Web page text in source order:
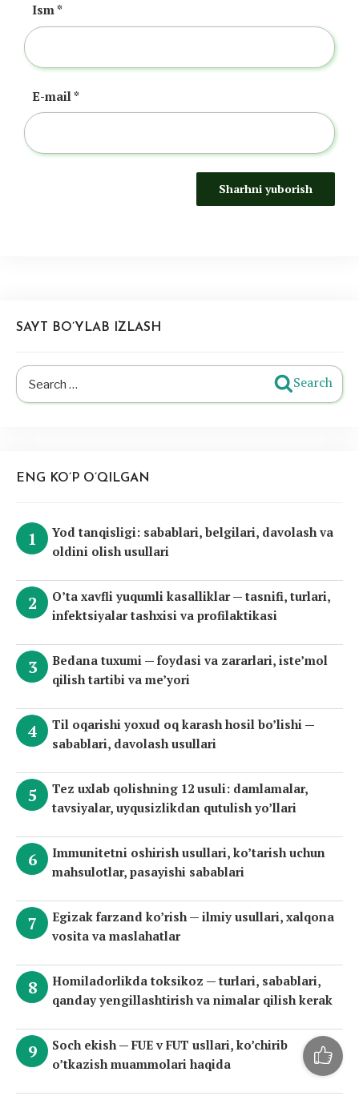
Ism*
E-mail *
SAYT BO’YLAB IZLASH
Search
for:
Search
ENG KO’P O’QILGAN
Yod tanqisligi: sabablari, belgilari, davolash va
oldini olish usullari
O’ta xavfli yuqumli kasalliklar — tasnifi, turlari,
infektsiyalar tashxisi va profilaktikasi
Bedana tuxumi — foydasi va zararlari, iste’mol
qilish tartibi va me’yori
Til oqarishi yoxud oq karash hosil bo’lishi —
sabablari, davolash usullari
Tez uxlab qolishning 12 usuli: damlamalar,
tavsiyalar, uyqusizlikdan qutulish yo’llari
Immunitetni oshirish usullari, ko’tarish uchun
mahsulotlar, pasayishi sabablari
Egizak farzand ko’rish — ilmiy usullari, xalqona
vosita va maslahatlar
Homiladorlikda toksikoz — turlari, sabablari,
qanday yengillashtirish va nimalar qilish kerak
Soch ekish — FUE v FUT usllari, ko’chirib
o’tkazish muammolari haqida